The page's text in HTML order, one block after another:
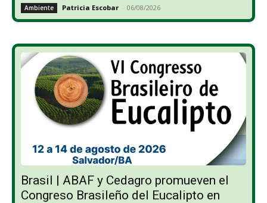
Ambiente Patricia Escobar - 06/08/2026
Brasil | ABAF y Cedagro promueven el
Congreso Brasileño del Eucalipto en